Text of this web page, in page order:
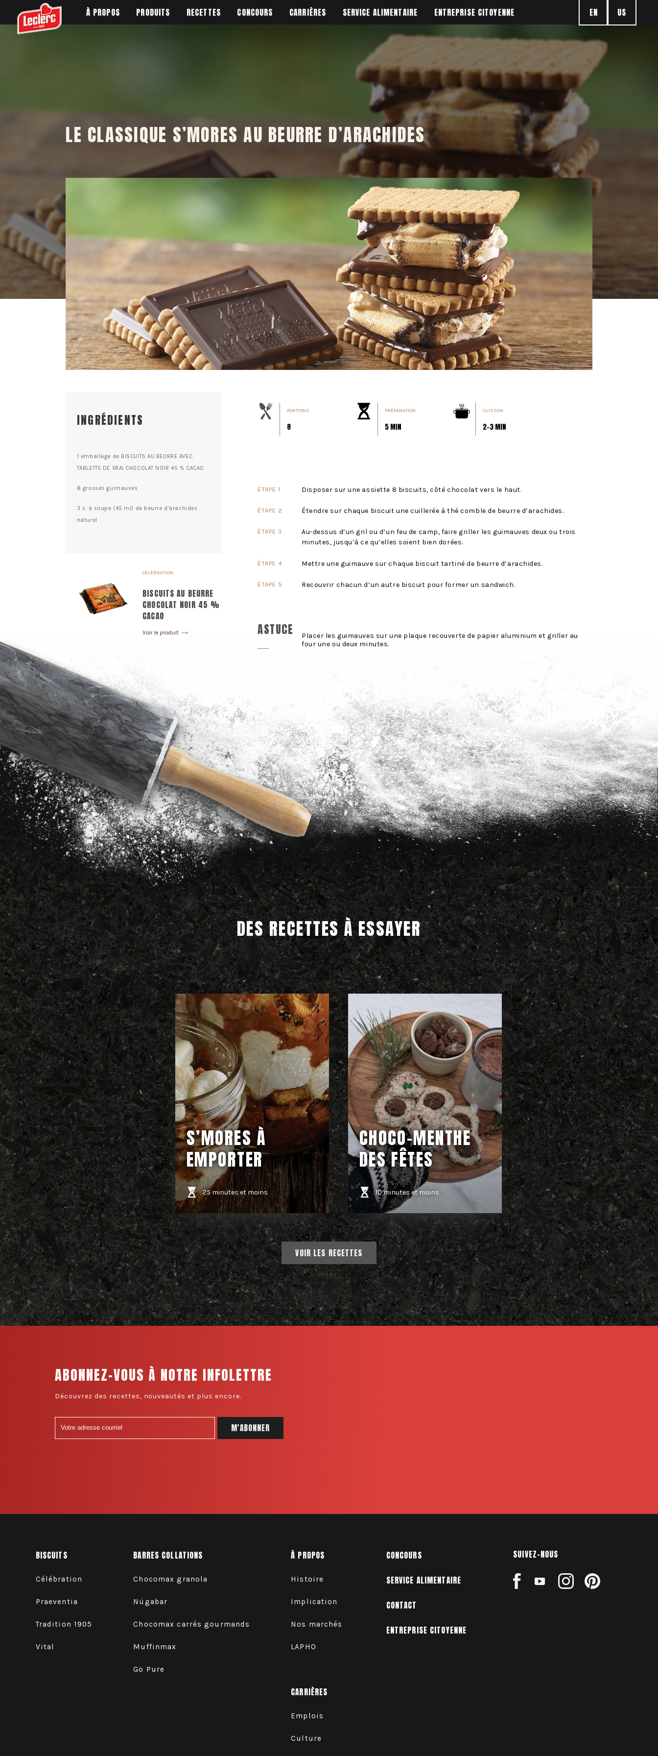
À PROPOS PRODUITS RECETTES CONCOURS CARRIÈRES SERVICE ALIMENTAIRE ENTREPRISE CITOYENNE EN US
LE CLASSIQUE S’MORES AU BEURRE D’ARACHIDES
INGRÉDIENTS
1 emballage de BISCUITS AU BEURRE AVEC
TABLETTE DE VRAI CHOCOLAT NOIR 45 % CACAO
8 grosses guimauves
3 c. à soupe (45 ml) de beurre d’arachides
naturel
CÉLÉBRATION
BISCUITS AU BEURRE
CHOCOLAT NOIR 45 %
CACAO
Voir le produit
PORTIONS
8
PRÉPARATION
5 MIN
CUISSON
2-3 MIN
Disposer sur une assiette 8 biscuits, côté chocolat vers le haut.
Étendre sur chaque biscuit une cuillerée à thé comble de beurre d’arachides.
Au-dessus d’un gril ou d’un feu de camp, faire griller les guimauves deux ou trois
minutes, jusqu’à ce qu’elles soient bien dorées.
Mettre une guimauve sur chaque biscuit tartiné de beurre d’arachides.
Recouvrir chacun d’un autre biscuit pour former un sandwich.
ASTUCE
Placer les guimauves sur une plaque recouverte de papier aluminium et griller au
four une ou deux minutes.
DES RECETTES À ESSAYER
S’MORES À
EMPORTER
25 minutes et moins
CHOCO-MENTHE
DES FÊTES
10 minutes et moins
VOIR LES RECETTES
ABONNEZ-VOUS À NOTRE INFOLETTRE
Découvrez des recettes, nouveautés et plus encore.
BISCUITS
Célébration
Praeventia
Tradition 1905
Vital
BARRES COLLATIONS
Chocomax granola
Nügabar
Chocomax carrés gourmands
Muffinmax
Go Pure
À PROPOS
Histoire
Implication
Nos marchés
LAPHO
CARRIÈRES
Emplois
Culture
CONCOURS
SERVICE ALIMENTAIRE
CONTACT
ENTREPRISE CITOYENNE
SUIVEZ-NOUS